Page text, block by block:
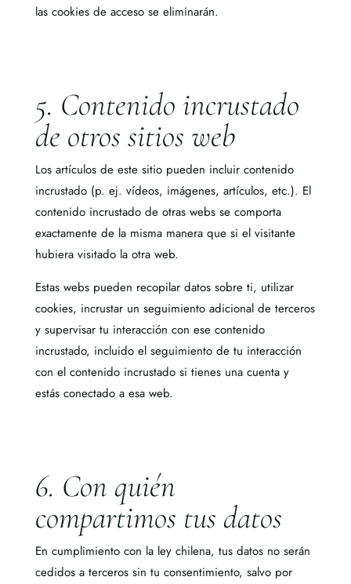
las cookies de acceso se eliminarán.
5. Contenido incrustado
de otros sitios web
Los artículos de este sitio pueden incluir contenido
incrustado (p. ej. vídeos, imágenes, artículos, etc.). El
contenido incrustado de otras webs se comporta
exactamente de la misma manera que si el visitante
hubiera visitado la otra web.
Estas webs pueden recopilar datos sobre ti, utilizar
cookies, incrustar un seguimiento adicional de terceros
y supervisar tu interacción con ese contenido
incrustado, incluido el seguimiento de tu interacción
con el contenido incrustado si tienes una cuenta y
estás conectado a esa web.
6. Con quién
compartimos tus datos
En cumplimiento con la ley chilena, tus datos no serán
cedidos a terceros sin tu consentimiento, salvo por